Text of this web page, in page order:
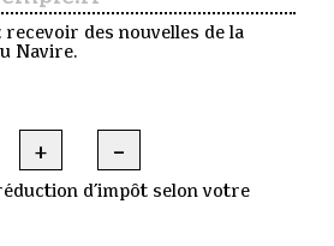
recevoir des nouvelles de la
Navire.
de votre don
(Augmenter votre
+ (Réduire
-